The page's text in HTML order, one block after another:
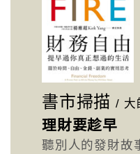
書市掃描 / 大
理財要趁早
聽別人的發財故